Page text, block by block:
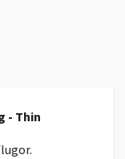
- Thin